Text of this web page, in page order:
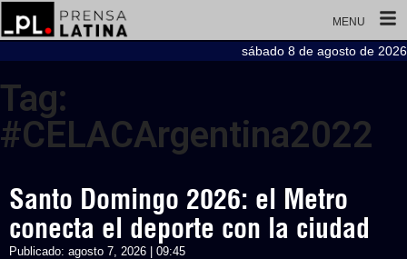
MENU
sábado 8 de agosto de 2026
Tag:
#CELACArgentina2022
Santo Domingo 2026: el Metro
conecta el deporte con la ciudad
Publicado: agosto 7, 2026 | 09:45